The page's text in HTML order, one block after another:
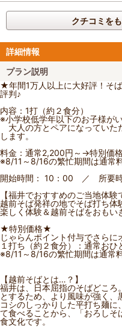
クチコミを
詳細情報
プラン説明
★年間1万人以上に大好評！そ
評判♪
内容：1打（約２食分）
※小学校低学年以下のお子様が
大人の方とペアになっていた
します。
料金：通常2,200円～→特別価
※8/11～8/16の繁忙期間は通常
開始時間： 10：00 ／ 所要時
【福井でおすすめのご当地体験
越前そば発祥の地でそば打ち
楽しく体験＆越前そばをおもい
★特別価格★
じゃらんポイント付与でさらに
１打ち（約２食分）：通常お
※8/11～8/16の繁忙期間は通常
【越前そばとは…？】
福井は、日本屈指のそばどこ
とするため、より風味が強く、
コシのしっかりした平打ち麺
て食べることから、「おろしそ
食文化です。